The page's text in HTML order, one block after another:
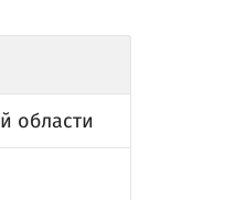
области